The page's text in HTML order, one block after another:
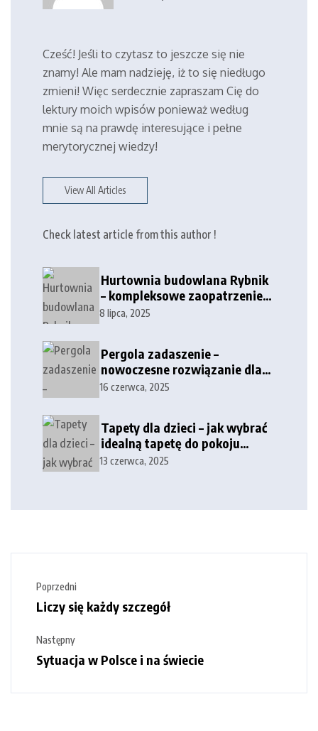
Cześć! Jeśli to czytasz to jeszcze się nie
znamy! Ale mam nadzieję, iż to się niedługo
zmieni! Więc serdecznie zapraszam Cię do
lektury moich wpisów ponieważ według
mnie są na prawdę interesujące i pełne
merytorycznej wiedzy!
View All Articles
Check latest article from this author !
Hurtownia budowlana Rybnik
– kompleksowe zaopatrzenie
dla firm i klientów
8 lipca, 2025
Pergola zadaszenie –
nowoczesne rozwiązanie dla
tarasów i przestrzeni
16 czerwca, 2025
Tapety dla dzieci – jak wybrać
idealną tapetę do pokoju
dziecka?
13 czerwca, 2025
Poprzedni
Liczy się każdy szczegół
Następny
Sytuacja w Polsce i na świecie